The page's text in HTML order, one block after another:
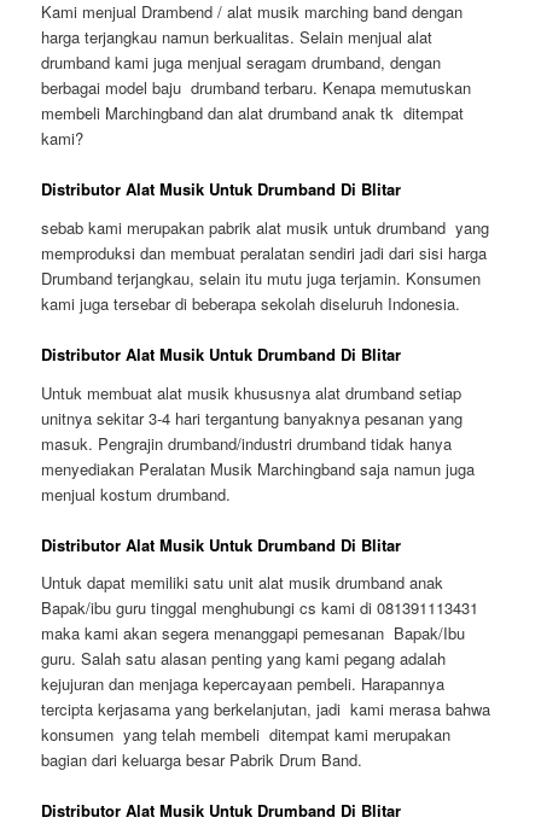
Kami menjual Drambend / alat musik marching band dengan
harga terjangkau namun berkualitas. Selain menjual alat
drumband kami juga menjual seragam drumband, dengan
berbagai model baju drumband terbaru. Kenapa memutuskan
membeli Marchingband dan alat drumband anak tk ditempat
kami?
Distributor Alat Musik Untuk Drumband Di Blitar
sebab kami merupakan pabrik alat musik untuk drumband yang
memproduksi dan membuat peralatan sendiri jadi dari sisi harga
Drumband terjangkau, selain itu mutu juga terjamin. Konsumen
kami juga tersebar di beberapa sekolah diseluruh Indonesia.
Distributor Alat Musik Untuk Drumband Di Blitar
Untuk membuat alat musik khususnya alat drumband setiap
unitnya sekitar 3-4 hari tergantung banyaknya pesanan yang
masuk. Pengrajin drumband/industri drumband tidak hanya
menyediakan Peralatan Musik Marchingband saja namun juga
menjual kostum drumband.
Distributor Alat Musik Untuk Drumband Di Blitar
Untuk dapat memiliki satu unit alat musik drumband anak
Bapak/ibu guru tinggal menghubungi cs kami di 081391113431
maka kami akan segera menanggapi pemesanan Bapak/Ibu
guru. Salah satu alasan penting yang kami pegang adalah
kejujuran dan menjaga kepercayaan pembeli. Harapannya
tercipta kerjasama yang berkelanjutan, jadi kami merasa bahwa
konsumen yang telah membeli ditempat kami merupakan
bagian dari keluarga besar Pabrik Drum Band.
Distributor Alat Musik Untuk Drumband Di Blitar